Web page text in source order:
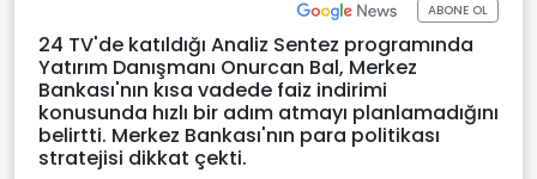
ABONE OL
24 TV'de katıldığı Analiz Sentez programında
Yatırım Danışmanı Onurcan Bal, Merkez
Bankası'nın kısa vadede faiz indirimi
konusunda hızlı bir adım atmayı planlamadığını
belirtti. Merkez Bankası'nın para politikası
stratejisi dikkat çekti.